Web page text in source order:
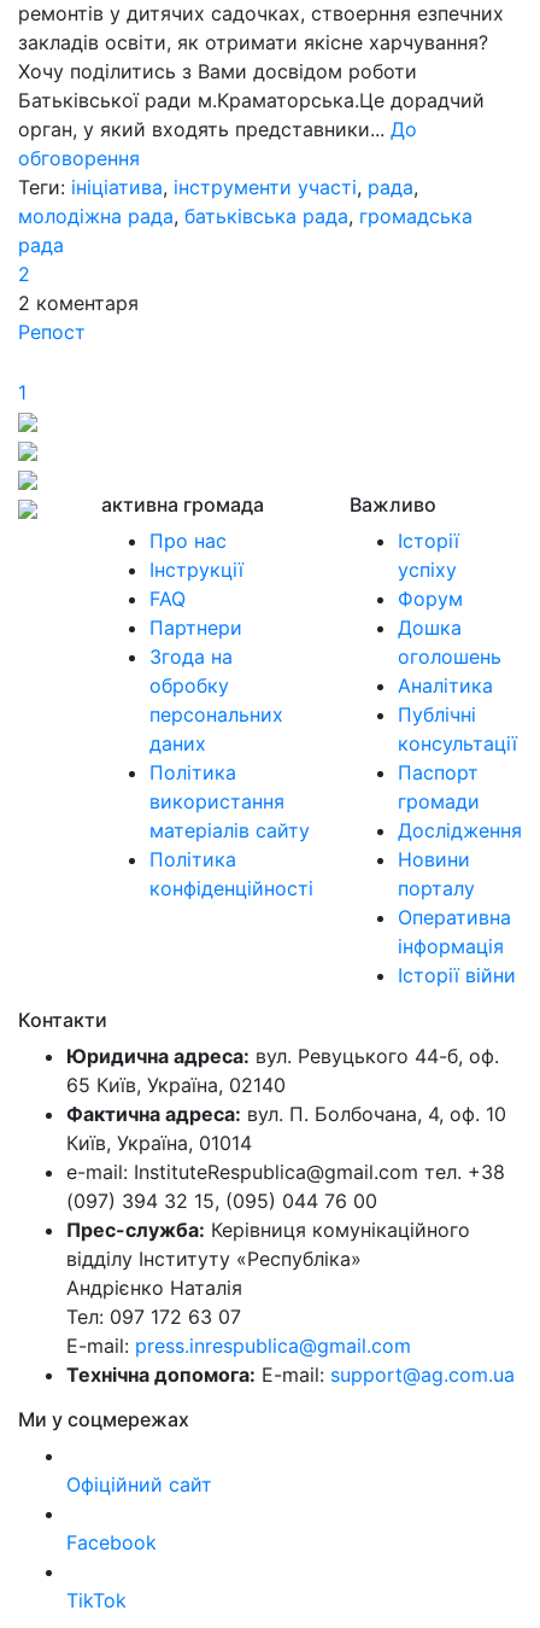
ремонтів у дитячих садочках, ствоерння езпечних
закладів освіти, як отримати якісне харчування?
Хочу поділитись з Вами досвідом роботи
Батьківської ради м.Краматорська.Це дорадчий
орган, у який входять представники... До
обговорення
Теги: ініціатива, інструменти участі, рада,
молодіжна рада, батьківська рада, громадська
рада
2
2 коментаря
Репост
1
активна громада
Про нас
Інструкції
FAQ
Партнери
Згода на
обробку
персональних
даних
Політика
використання
матеріалів сайту
Політика
конфіденційності
Важливо
Історії
успіху
Форум
Дошка
оголошень
Аналітика
Публічні
консультації
Паспорт
громади
Дослідження
Новини
порталу
Оперативна
інформація
Історії війни
Контакти
Юридична адреса: вул. Ревуцького 44-б, оф.
65 Київ, Україна, 02140
Фактична адреса: вул. П. Болбочана, 4, оф. 10
Київ, Україна, 01014
e-mail: InstituteRespublica@gmail.com тел. +38
(097) 394 32 15, (095) 044 76 00
Прес-служба: Керівниця комунікаційного
відділу Інституту «Республіка»
Андрієнко Наталія
Тел: 097 172 63 07
E-mail: press.inrespublica@gmail.com
Технічна допомога: E-mail: support@ag.com.ua
Ми у соцмережах
Офіційний сайт
Facebook
TikTok